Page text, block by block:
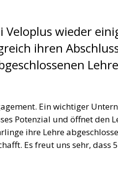
Veloplus wieder
ihren
Ein wichtiger
Potenzial und öffnet den
ihre Lehre
Es freut uns sehr, dass